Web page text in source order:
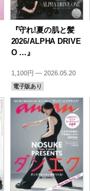
『守れ!夏の肌と髪
2026/ALPHA DRIVE
O …』
1,100円 — 2026.05.20
電子版あり